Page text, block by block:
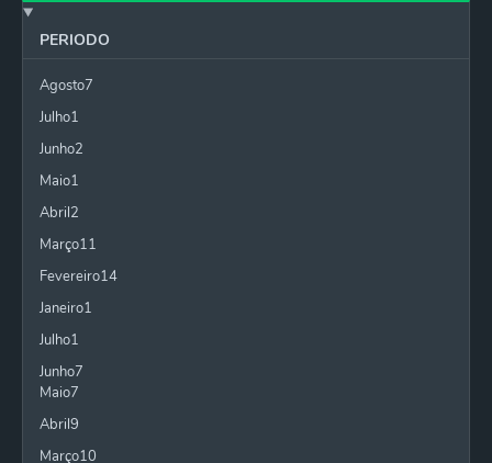
PERIODO
Agosto7
Julho1
Junho2
Maio1
Abril2
Março11
Fevereiro14
Janeiro1
Julho1
Junho7
Maio7
Abril9
Março10